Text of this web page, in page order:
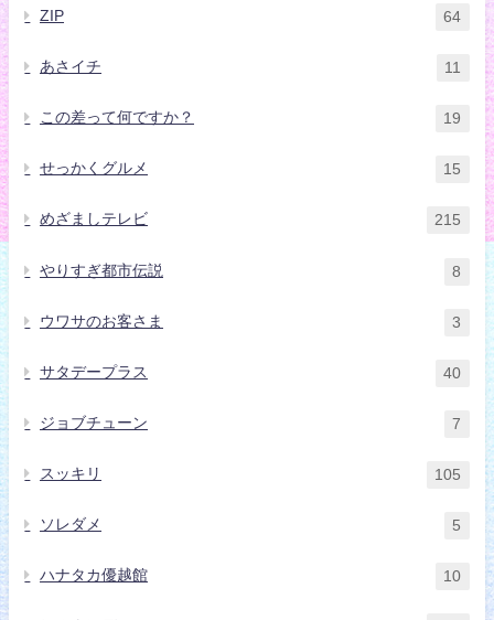
ZIP 64
あさイチ 11
この差って何ですか？ 19
せっかくグルメ 15
めざましテレビ 215
やりすぎ都市伝説 8
ウワサのお客さま 3
サタデープラス 40
ジョブチューン 7
スッキリ 105
ソレダメ 5
ハナタカ優越館 10